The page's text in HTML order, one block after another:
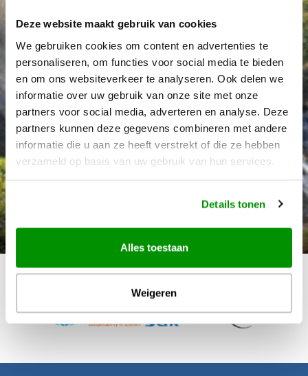
Deze website maakt gebruik van cookies
We gebruiken cookies om content en advertenties te
personaliseren, om functies voor social media te bieden
en om ons websiteverkeer te analyseren. Ook delen we
informatie over uw gebruik van onze site met onze
partners voor social media, adverteren en analyse. Deze
partners kunnen deze gegevens combineren met andere
informatie die u aan ze heeft verstrekt of die ze hebben
verzameld op basis van uw gebruik van hun services.
Details tonen
Alles toestaan
Weigeren